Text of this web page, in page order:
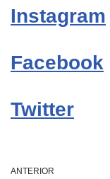
Instagram
Facebook
Twitter
ANTERIOR